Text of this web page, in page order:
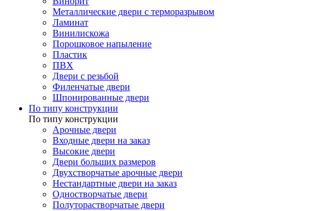
Металлические двери с терморазрывом
Ламинат
Винилискожа
Порошковое напыление
Пластик
ПВХ
Двери с резьбой
Филенчатые двери
Шпонированные двери
По типу конструкции
По типу конструкции
Арочные двери
Входные двери на заказ
Высокие двери
Двери больших размеров
Двухстворчатые арочные двери
Нестандартные двери на заказ
Одностворчатые двери
Полуторастворчатые двери